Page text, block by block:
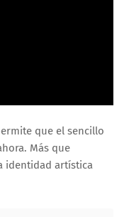
que el sencillo
Más que
identidad artística